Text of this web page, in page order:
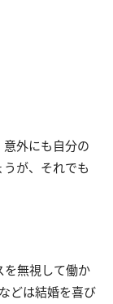
意外にも自分の
が、それでも
を無視して働か
どは結婚を喜び